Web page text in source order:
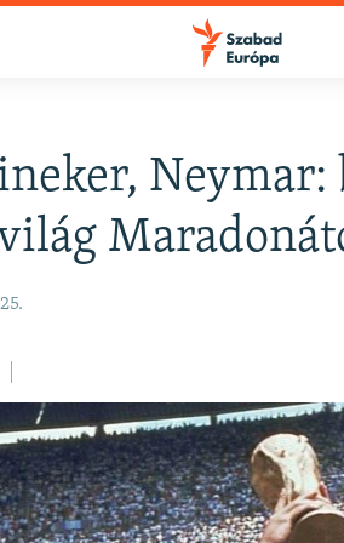
Neymar:
FELIRATKOZÁS
Feliratkozás